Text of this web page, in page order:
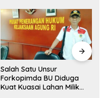
Salah Satu Unsur
Forkopimda BU Diduga
Kuat Kuasai Lahan Milik